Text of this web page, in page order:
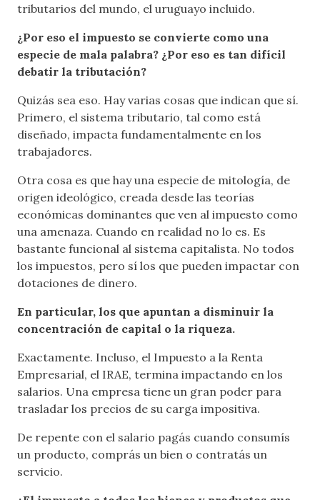
tributarios del mundo, el uruguayo incluido.
¿Por eso el impuesto se convierte como una
especie de mala palabra? ¿Por eso es tan difícil
debatir la tributación?
Quizás sea eso. Hay varias cosas que indican que sí.
Primero, el sistema tributario, tal como está
diseñado, impacta fundamentalmente en los
trabajadores.
Otra cosa es que hay una especie de mitología, de
origen ideológico, creada desde las teorías
económicas dominantes que ven al impuesto como
una amenaza. Cuando en realidad no lo es. Es
bastante funcional al sistema capitalista. No todos
los impuestos, pero sí los que pueden impactar con
dotaciones de dinero.
En particular, los que apuntan a disminuir la
concentración de capital o la riqueza.
Exactamente. Incluso, el Impuesto a la Renta
Empresarial, el IRAE, termina impactando en los
salarios. Una empresa tiene un gran poder para
trasladar los precios de su carga impositiva.
De repente con el salario pagás cuando consumís
un producto, comprás un bien o contratás un
servicio.